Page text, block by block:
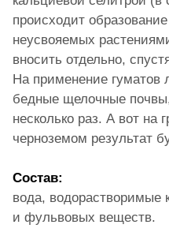
происходит
неусвояемых
вносить отдельно,
На применение гуматов
бедные щелочные
несколько раз. А вот на
черноземом результат
Состав:
вода, водорастворимые
и фульвовых веществ.